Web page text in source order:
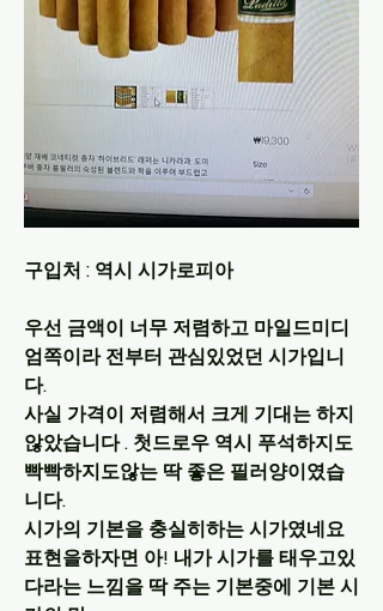
구입처 : 역시 시가로피아
우선 금액이 너무 저렴하고 마일드미디
엄쪽이라 전부터 관심있었던 시가입니
다.
사실 가격이 저렴해서 크게 기대는 하지
않았습니다 . 첫드로우 역시 푸석하지도
빡빡하지도않는 딱 좋은 필러양이였습
니다.
시가의 기본을 충실히하는 시가였네요
표현을하자면 아! 내가 시가를 태우고있
다라는 느낌을 딱 주는 기본중에 기본 시